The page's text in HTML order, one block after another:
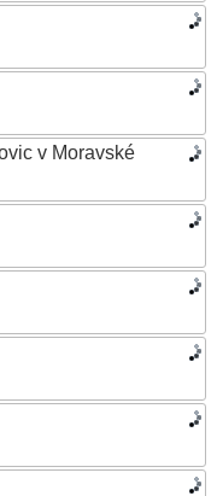
v Moravské